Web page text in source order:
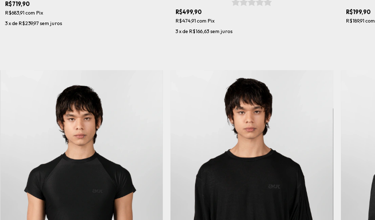
R$719,90
R$683,91 com Pix
3x de R$239,97 sem juros
R$499,90
R$474,91 com Pix
3x de R$166,63 sem juros
R$199,90
R$189,91 com